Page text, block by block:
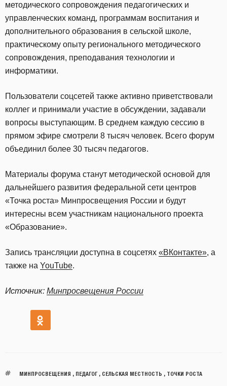
методического сопровождения педагогических и
управленческих команд, программам воспитания и
дополнительного образования в сельской школе,
практическому опыту регионального методического
сопровождения, преподавания технологии и
информатики.
Пользователи соцсетей также активно приветствовали
коллег и принимали участие в обсуждении, задавали
вопросы выступающим. В среднем каждую сессию в
прямом эфире смотрели 8 тысяч человек. Всего форум
объединил более 30 тысяч педагогов.
Материалы форума станут методической основой для
дальнейшего развития федеральной сети центров
«Точка роста» Минпросвещения России и будут
интересны всем участникам национального проекта
«Образование».
Запись трансляции доступна в соцсетях «ВКонтакте», а
также на YouTube.
Источник: Минпросвещения России
МИНПРОСВЕЩЕНИЯ , ПЕДАГОГ, СЕЛЬСКАЯ МЕСТНОСТЬ , ТОЧКИ РОСТА